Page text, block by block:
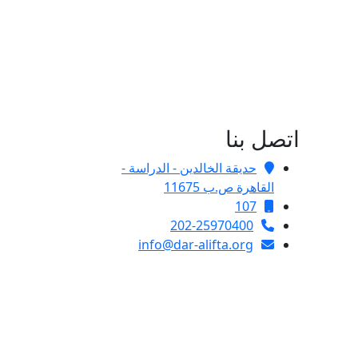
اتصل بنا
حديقة الخالدين - الدراسة -
القاهرة ص.ب 11675
107
202-25970400
info@dar-alifta.org